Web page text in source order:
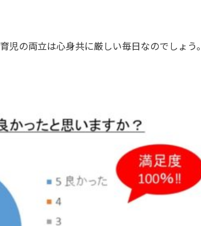
児の両立は心身共に厳しい毎日なのでしょう。